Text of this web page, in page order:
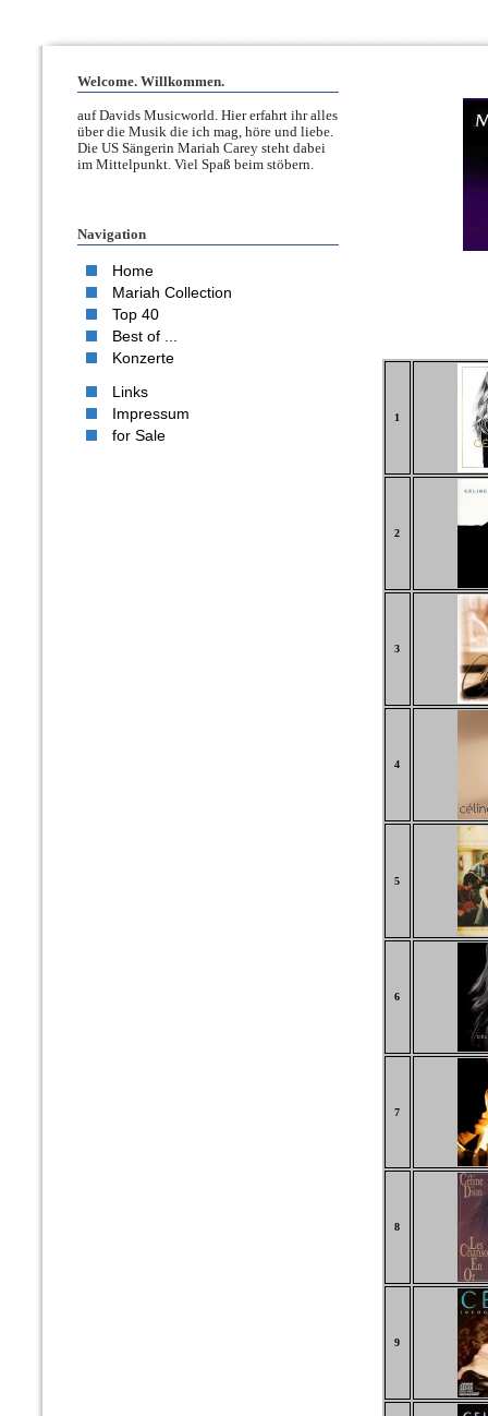
Welcome. Willkommen.
auf Davids Musicworld. Hier erfahrt ihr alles
über die Musik die ich mag, höre und liebe.
Die US Sängerin Mariah Carey steht dabei
im Mittelpunkt. Viel Spaß beim stöbern.
Navigation
Home
Mariah Collection
Top 40
Best of ...
Konzerte
Links
Impressum
for Sale
1
2
3
4
5
6
7
8
9